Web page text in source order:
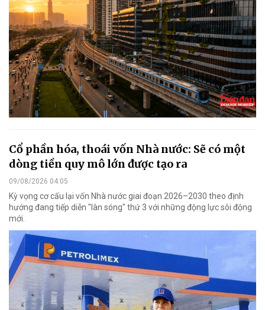
Cổ phần hóa, thoái vốn Nhà nước: Sẽ có một
dòng tiền quy mô lớn được tạo ra
09/08/2026 04:05
Kỳ vọng cơ cấu lại vốn Nhà nước giai đoạn 2026–2030 theo định
hướng đang tiếp diễn "làn sóng" thứ 3 với những động lực sôi động
mới.